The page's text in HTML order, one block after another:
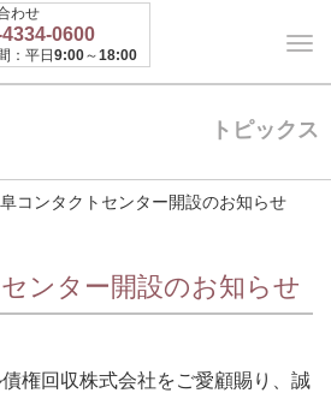
わせ
0600
：平日9:00～18:00
トピックス
コンタクトセンター開設のお知らせ
ンター開設のお知らせ
権回収株式会社をご愛顧賜り、誠